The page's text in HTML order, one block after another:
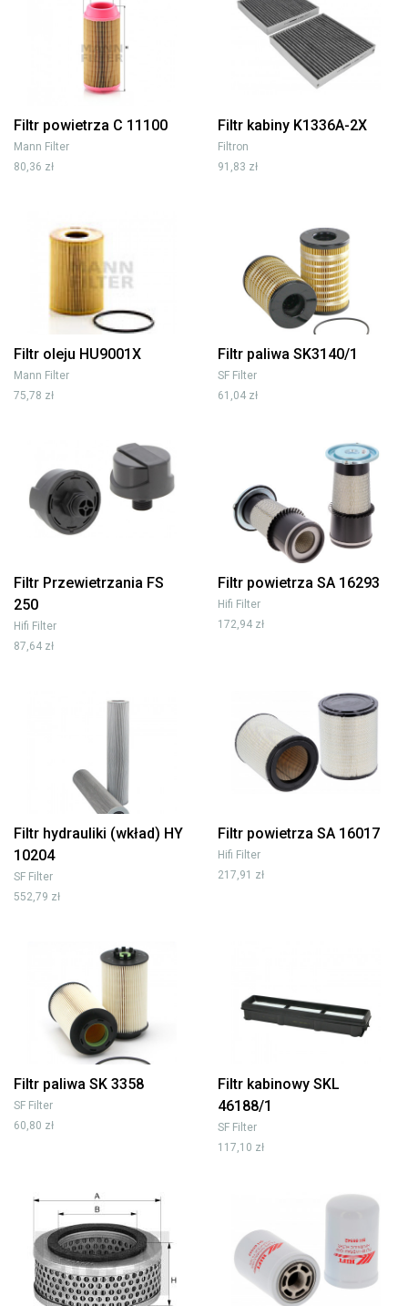
Filtr powietrza C 11100
Mann Filter
80,36 zł
Filtr kabiny K1336A-2X
Filtron
91,83 zł
Filtr oleju HU9001X
Mann Filter
75,78 zł
Filtr paliwa SK3140/1
SF Filter
61,04 zł
Filtr Przewietrzania FS
250
Hifi Filter
87,64 zł
Filtr powietrza SA 16293
Hifi Filter
172,94 zł
Filtr hydrauliki (wkład) HY
10204
SF Filter
552,79 zł
Filtr powietrza SA 16017
Hifi Filter
217,91 zł
Filtr paliwa SK 3358
SF Filter
60,80 zł
Filtr kabinowy SKL
46188/1
SF Filter
117,10 zł